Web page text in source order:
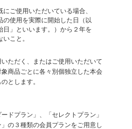
ご使用いただいている場合、
の使用を実際に開始した日（以
日」といいます。）から２年を
こと。
ただく、またはご使用いただいて
商品ごとに各々別個独立した本会
とします。
ドプラン」、「セレクトプラン」
の３種類の会員プランをご用意し